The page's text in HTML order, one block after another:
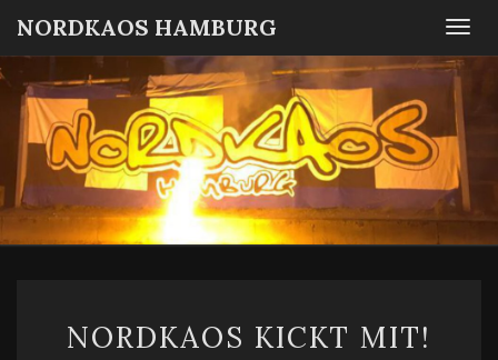
NORDKAOS HAMBURG
Fanszene
SC
Victoria
Hamburg
KICKT
NORDKAOS KICKT MIT!